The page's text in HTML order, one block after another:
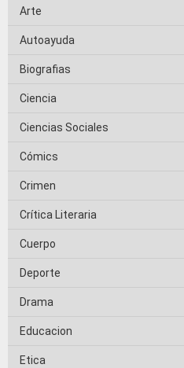
Arte
Autoayuda
Biografias
Ciencia
Ciencias Sociales
Cómics
Crimen
Crítica Literaria
Cuerpo
Deporte
Drama
Educacion
Etica